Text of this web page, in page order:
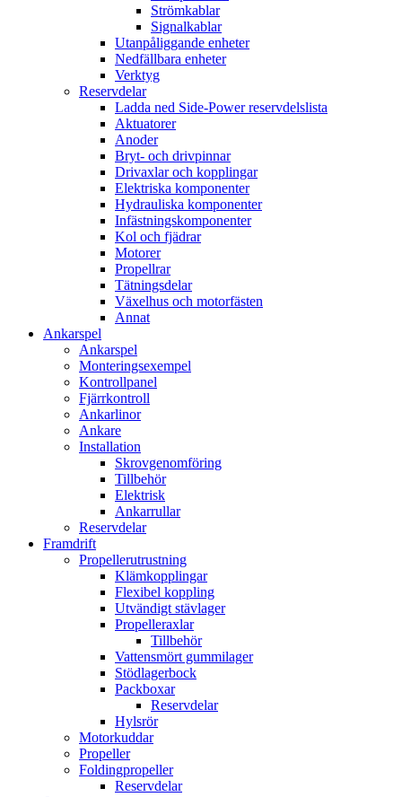
Strömkablar
Signalkablar
Utanpåliggande enheter
Nedfällbara enheter
Verktyg
Reservdelar
Ladda ned Side-Power reservdelslista
Aktuatorer
Anoder
Bryt- och drivpinnar
Drivaxlar och kopplingar
Elektriska komponenter
Hydrauliska komponenter
Infästningskomponenter
Kol och fjädrar
Motorer
Propellrar
Tätningsdelar
Växelhus och motorfästen
Annat
Ankarspel
Ankarspel
Monteringsexempel
Kontrollpanel
Fjärrkontroll
Ankarlinor
Ankare
Installation
Skrovgenomföring
Tillbehör
Elektrisk
Ankarrullar
Reservdelar
Framdrift
Propellerutrustning
Klämkopplingar
Flexibel koppling
Utvändigt stävlager
Propelleraxlar
Tillbehör
Vattensmört gummilager
Stödlagerbock
Packboxar
Reservdelar
Hylsrör
Motorkuddar
Propeller
Foldingpropeller
Reservdelar